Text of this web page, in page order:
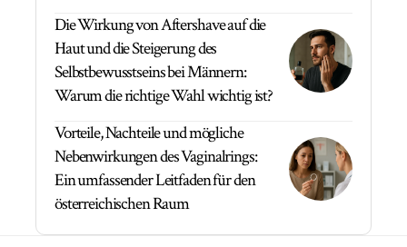
Die Wirkung von Aftershave auf die
Haut und die Steigerung des
Selbstbewusstseins bei Männern:
Warum die richtige Wahl wichtig ist?
Vorteile, Nachteile und mögliche
Nebenwirkungen des Vaginalrings:
Ein umfassender Leitfaden für den
österreichischen Raum